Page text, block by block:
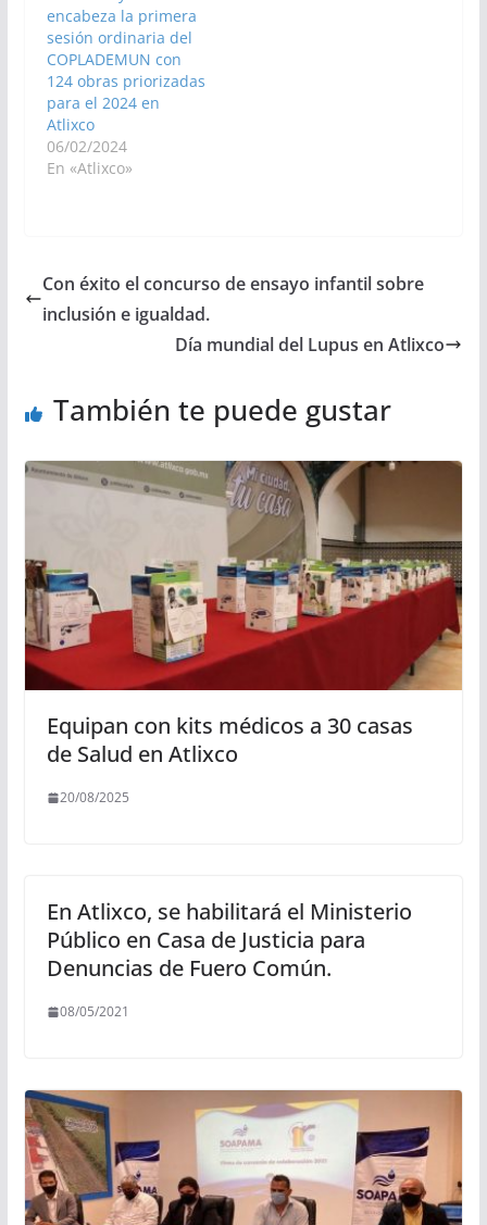
encabeza la primera
sesión ordinaria del
COPLADEMUN con
124 obras priorizadas
para el 2024 en
Atlixco
06/02/2024
En «Atlixco»
Con éxito el concurso de ensayo infantil sobre
inclusión e igualdad.
Día mundial del Lupus en Atlixco
También te puede gustar
Equipan con kits médicos a 30 casas
de Salud en Atlixco
20/08/2025
En Atlixco, se habilitará el Ministerio
Público en Casa de Justicia para
Denuncias de Fuero Común.
08/05/2021